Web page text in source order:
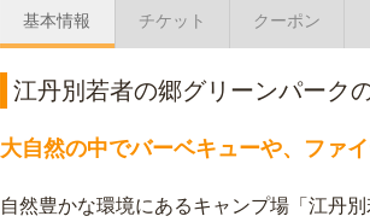
基本情報 チケット クーポン
江丹別若者の郷グリーンパーク
大自然の中でバーベキューや、ファ
自然豊かな環境にあるキャンプ場「江丹